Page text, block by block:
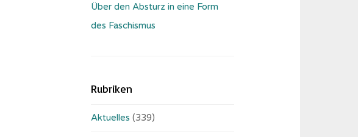
Über den Absturz in eine Form
des Faschismus
Rubriken
Aktuelles (339)